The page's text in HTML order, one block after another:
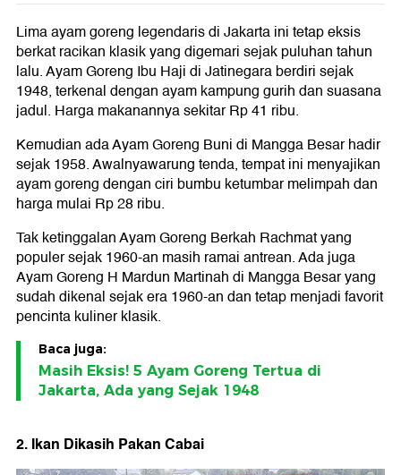
Lima ayam goreng legendaris di Jakarta ini tetap eksis
berkat racikan klasik yang digemari sejak puluhan tahun
lalu. Ayam Goreng Ibu Haji di Jatinegara berdiri sejak
1948, terkenal dengan ayam kampung gurih dan suasana
jadul. Harga makanannya sekitar Rp 41 ribu.
Kemudian ada Ayam Goreng Buni di Mangga Besar hadir
sejak 1958. Awalnyawarung tenda, tempat ini menyajikan
ayam goreng dengan ciri bumbu ketumbar melimpah dan
harga mulai Rp 28 ribu.
Tak ketinggalan Ayam Goreng Berkah Rachmat yang
populer sejak 1960-an masih ramai antrean. Ada juga
Ayam Goreng H Mardun Martinah di Mangga Besar yang
sudah dikenal sejak era 1960-an dan tetap menjadi favorit
pencinta kuliner klasik.
Baca juga:
Masih Eksis! 5 Ayam Goreng Tertua di
Jakarta, Ada yang Sejak 1948
2. Ikan Dikasih Pakan Cabai